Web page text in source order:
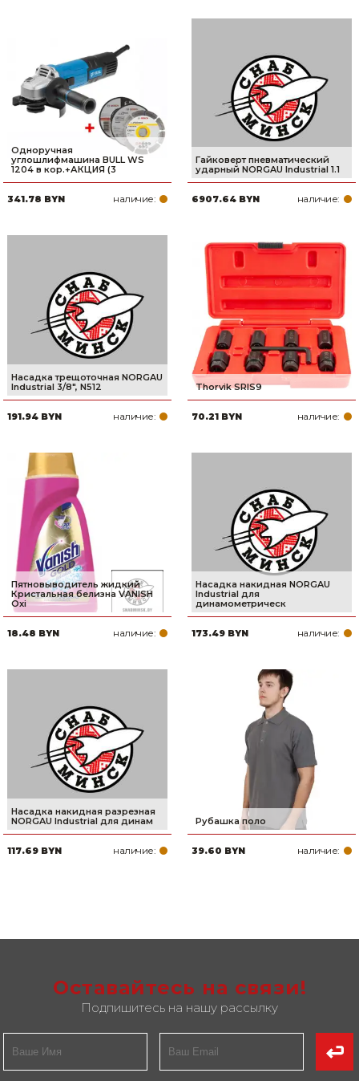
Одноручная
углошлифмашина BULL WS
1204 в кор.+АКЦИЯ (3
341.78 BYN наличие:
Гайковерт пневматический
ударный NORGAU Industrial 1.1
6907.64 BYN наличие:
Насадка трещоточная NORGAU
Industrial 3/8", N512
191.94 BYN наличие:
Thorvik SRIS9
70.21 BYN наличие:
Пятновыводитель жидкий
Кристальная белизна VANISH
Oxi
18.48 BYN наличие:
Насадка накидная NORGAU
Industrial для
динамометрическ
173.49 BYN наличие:
Насадка накидная разрезная
NORGAU Industrial для динам
117.69 BYN наличие:
Рубашка поло
39.60 BYN наличие:
Оставайтесь на связи!
Подпишитесь на нашу рассылку